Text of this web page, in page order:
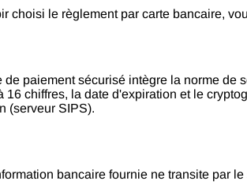
choisi le règlement par carte bancaire,
de paiement sécurisé intègre la norme de
16 chiffres, la date d'expiration et le
(serveur SIPS).
bancaire fournie ne transite par